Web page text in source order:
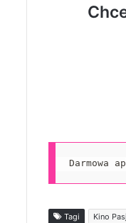
Darmowa
Tagi Kino